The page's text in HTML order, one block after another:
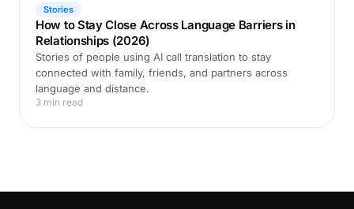
Stories
How to Stay Close Across Language Barriers in
Relationships (2026)
Stories of people using AI call translation to stay
connected with family, friends, and partners across
language and distance.
3 min read